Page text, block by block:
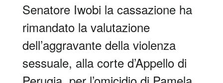
Senatore Iwobi la cassazione ha
rimandato la valutazione
dell’aggravante della violenza
sessuale, alla corte d’Appello di